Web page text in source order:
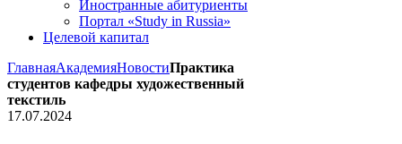
Иностранные абитуриенты
Портал «Study in Russia»
Целевой капитал
ГлавнаяАкадемияНовостиПрактика
студентов кафедры художественный
текстиль
17.07.2024